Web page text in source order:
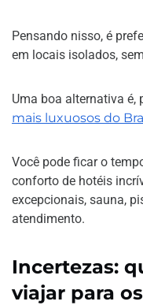
Pensando nisso, é
em locais isolados,
Uma boa alternativa é,
mais luxuosos do
Você pode ficar o
conforto de hotéis
excepcionais, sauna,
atendimento.
Incertezas:
viajar para